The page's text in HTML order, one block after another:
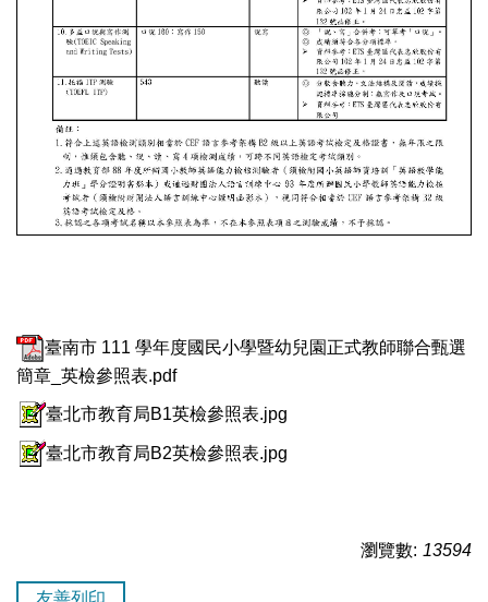
臺南市 111 學年度國民小學暨幼兒園正式教師聯合甄選
簡章_英檢參照表.pdf
臺北市教育局B1英檢參照表.jpg
臺北市教育局B2英檢參照表.jpg
瀏覽數: 13594